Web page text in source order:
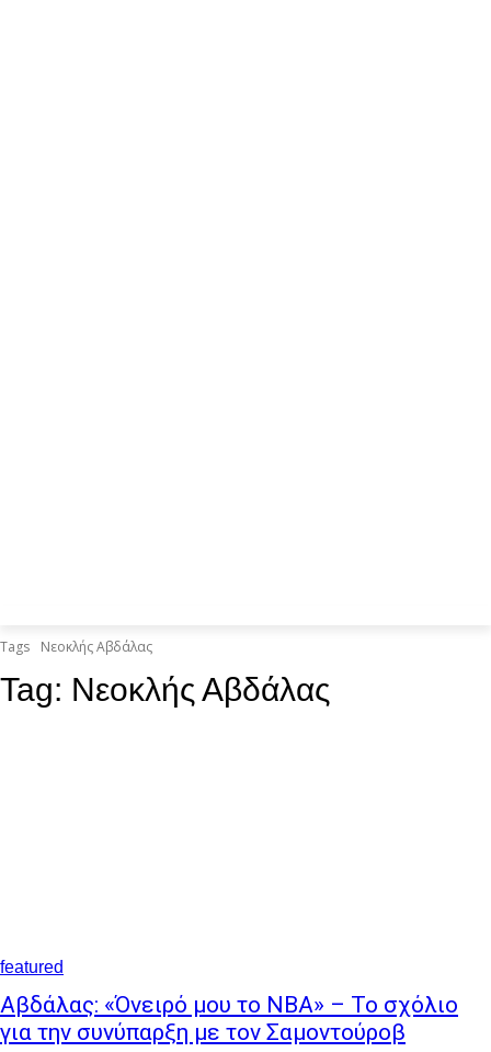
Tags Νεοκλής Αβδάλας
Tag: Νεοκλής Αβδάλας
featured
Αβδάλας: «Όνειρό μου το ΝΒΑ» – Το σχόλιο
για την συνύπαρξη με τον Σαμοντούροβ